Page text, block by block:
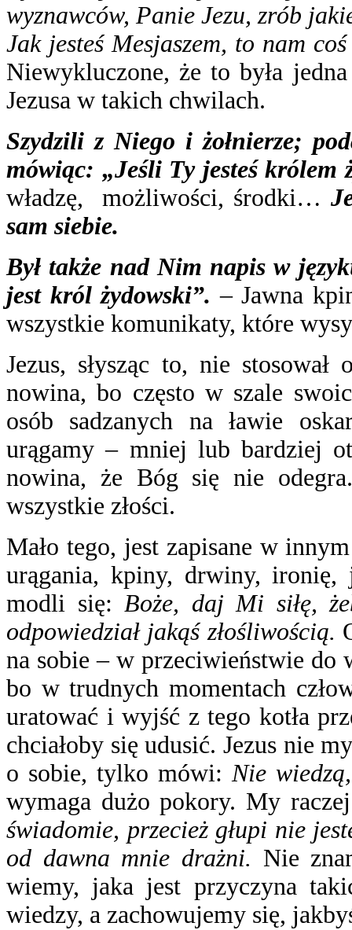
wyznawców, Panie Jezu, zrób
Jak jesteś Mesjaszem, to nam
Niewykluczone, że to była
Jezusa w takich chwilach.
Szydzili z Niego i żołnierze;
mówiąc: „Jeśli Ty jesteś królem
władzę, możliwości, środki…
sam siebie.
Był także nad Nim napis w
jest król żydowski”. – Jawna
wszystkie komunikaty, które
Jezus, słysząc to, nie
nowina, bo często w szale
osób sadzanych na ławie
urągamy – mniej lub bardziej
nowina, że Bóg się nie
wszystkie złości.
Mało tego, jest zapisane w
urągania, kpiny, drwiny,
modli się: Boże, daj Mi siłę,
odpowiedział jakąś złośliwością.
na sobie – w przeciwieństwie do
bo w trudnych momentach
uratować i wyjść z tego kotła
chciałoby się udusić. Jezus nie
o sobie, tylko mówi:Nie
wymaga dużo pokory. My
świadomie, przecież głupi nie
od dawna mnie drażni. Nie
wiemy, jaka jest przyczyna
wiedzy, a zachowujemy się,